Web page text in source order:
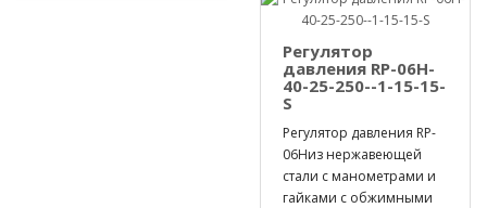
Регулятор
давления RP-06H-
40-25-250--1-15-15-
S
Регулятор давления RP-
06Hиз нержавеющей
стали с манометрами и
гайками с обжимными